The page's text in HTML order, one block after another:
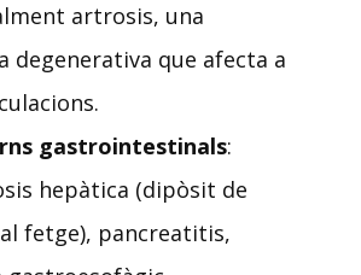
artrosis, una
degenerativa que afecta a
gastrointestinals:
hepàtica (dipòsit de
fetge), pancreatitis,